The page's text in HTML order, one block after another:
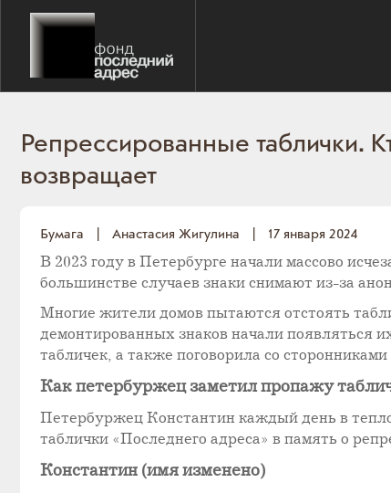
Репрессированные таблички.
возвращает
Бумага Анастасия Жигулина
17 января 2024
В 2023 году в Петербурге начали массово
большинстве случаев знаки снимают из-за
Многие жители домов пытаются отстоять
демонтированных знаков начали появляться
табличек, а также поговорила со
Как петербуржец заметил пропажу
Петербуржец Константин каждый день в
таблички «Последнего адреса» в память о
Константин (имя изменено)